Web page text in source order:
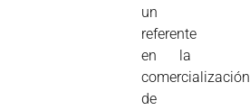
un
referente
en la
comercialización
de